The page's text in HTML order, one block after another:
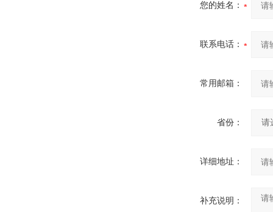
您的姓名：
联系电话：
常用邮箱：
省份：
详细地址：
补充说明：